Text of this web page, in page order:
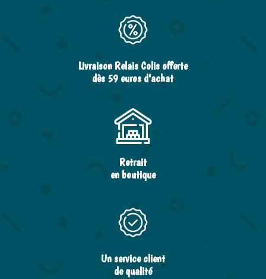
Livraison Relais Colis offerte
dès 59 euros d’achat
Retrait
en boutique
Un service client
de qualité